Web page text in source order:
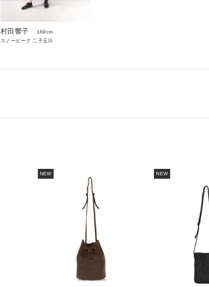
村田響子
169cm
スノーピーク 二子玉川
NEW NEW